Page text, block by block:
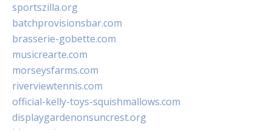
sportszilla.org
batchprovisionsbar.com
brasserie-gobette.com
musicrearte.com
morseysfarms.com
riverviewtennis.com
official-kelly-toys-squishmallows.com
displaygardenonsuncrest.org